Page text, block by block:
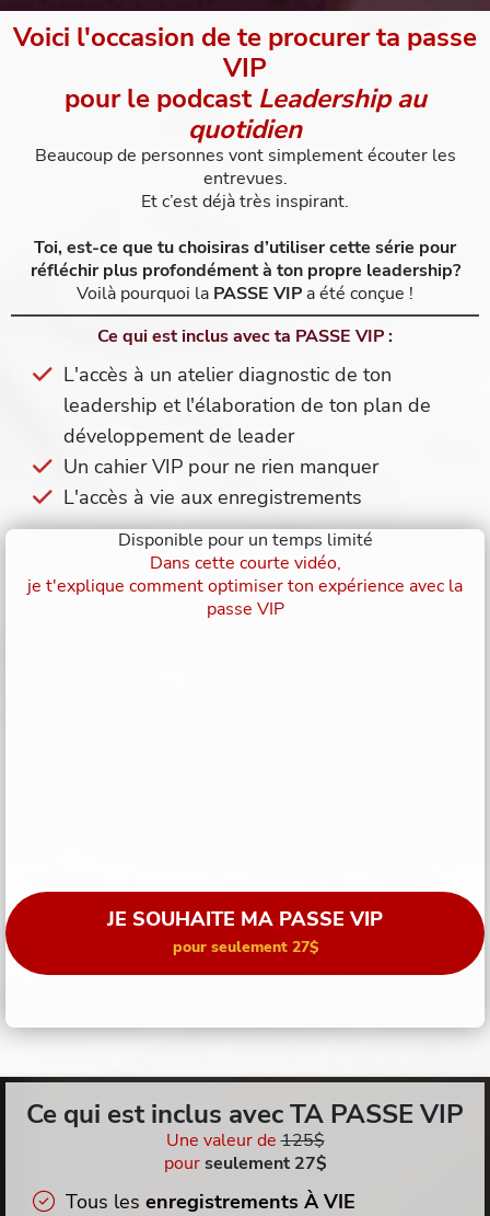
Voici l'occasion de te procurer ta passe
VIP
pour le podcast Leadership au
quotidien
Beaucoup de personnes vont simplement écouter les
entrevues.
Et c’est déjà très inspirant.
Toi, est-ce que tu choisiras d’utiliser cette série pour
réfléchir plus profondément à ton propre leadership?
Voilà pourquoi la PASSE VIPa été conçue !
Ce qui est inclus avec ta PASSE VIP :
L'accès à un atelier diagnostic de ton
leadership et l'élaboration de ton plan de
développement de leader
Un cahier VIP pour ne rien manquer
L'accès à vie aux enregistrements
Disponible pour un temps limité
Dans cette courte vidéo,
je t'explique comment optimiser ton expérience avec la
passe VIP
JE SOUHAITE MA PASSE VIP
pour seulement 27$
Ce qui est inclus avec TA PASSE VIP
Une valeur de125$
pourseulement 27$
Tous les enregistrements À VIE